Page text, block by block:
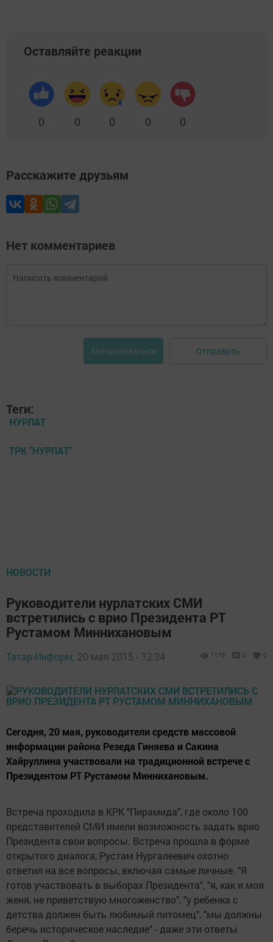
Оставляйте реакции
0 0 0 0 0
Расскажите друзьям
Нет комментариев
Авторизоваться Отправить
Теги:
НУРЛАТ
ТРК "НУРЛАТ"
НОВОСТИ
Руководители нурлатских СМИ
встретились с врио Президента РТ
Рустамом Миннихановым
Татар-Информ, 20 мая 2015 - 12:34 1179 0 0
Сегодня, 20 мая, руководители средств массовой
информации района Резеда Гиняева и Сакина
Хайруллина участвовали на традиционной встрече с
Президентом РТ Рустамом Миннихановым.
Встреча проходила в КРК "Пирамида", где около 100
представителей СМИ имели возможность задать врио
Президента свои вопросы. Встреча прошла в форме
открытого диалога, Рустам Нургалеевич охотно
ответил на все вопросы, включая самые личные. "Я
готов участвовать в выборах Президента", "я, как и моя
женя, не приветствую многоженство", "у ребенка с
детства должен быть любимый питомец", "мы должны
беречь историческое наследие" - даже эти ответы